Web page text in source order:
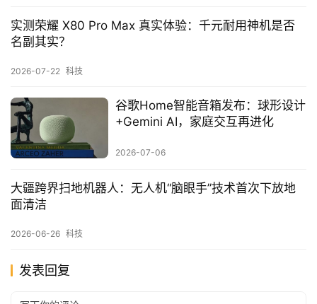
实测荣耀 X80 Pro Max 真实体验：千元耐用神机是否
名副其实？
2026-07-22 科技
谷歌Home智能音箱发布：球形设计
+Gemini AI，家庭交互再进化
2026-07-06
大疆跨界扫地机器人：无人机“脑眼手”技术首次下放地
面清洁
2026-06-26 科技
发表回复